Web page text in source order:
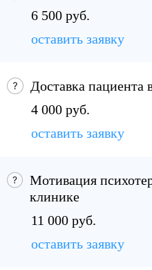
6 500 руб.
оставить заявку
Доставка пациента
4 000 руб.
оставить заявку
Мотивация
клинике
11 000 руб.
оставить заявку